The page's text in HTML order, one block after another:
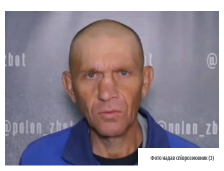
Фото надав співрозмовник (3)